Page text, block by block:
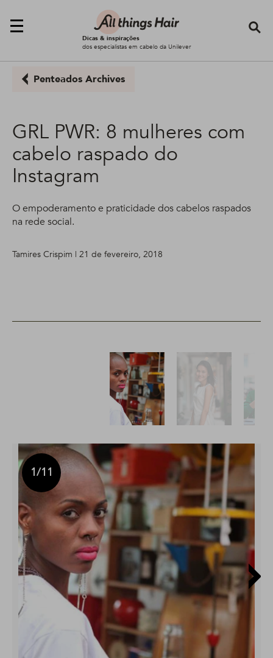
Dicas & inspirações
dos especialistas em cabelo da Unilever
Penteados Archives
GRL PWR: 8 mulheres com
cabelo raspado do
Instagram
O empoderamento e praticidade dos cabelos raspados
na rede social.
Tamires Crispim | 21 de fevereiro, 2018
1/11